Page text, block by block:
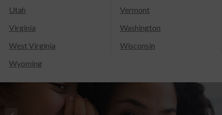
Utah
Vermont
Virginia
Washington
West Virginia
Wisconsin
Wyoming